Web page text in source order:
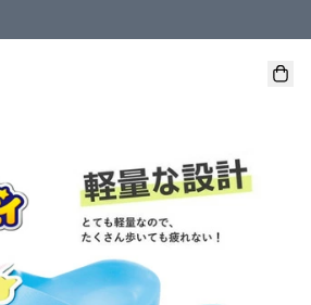
優惠！（適用於 本地送貨、本地取貨 )